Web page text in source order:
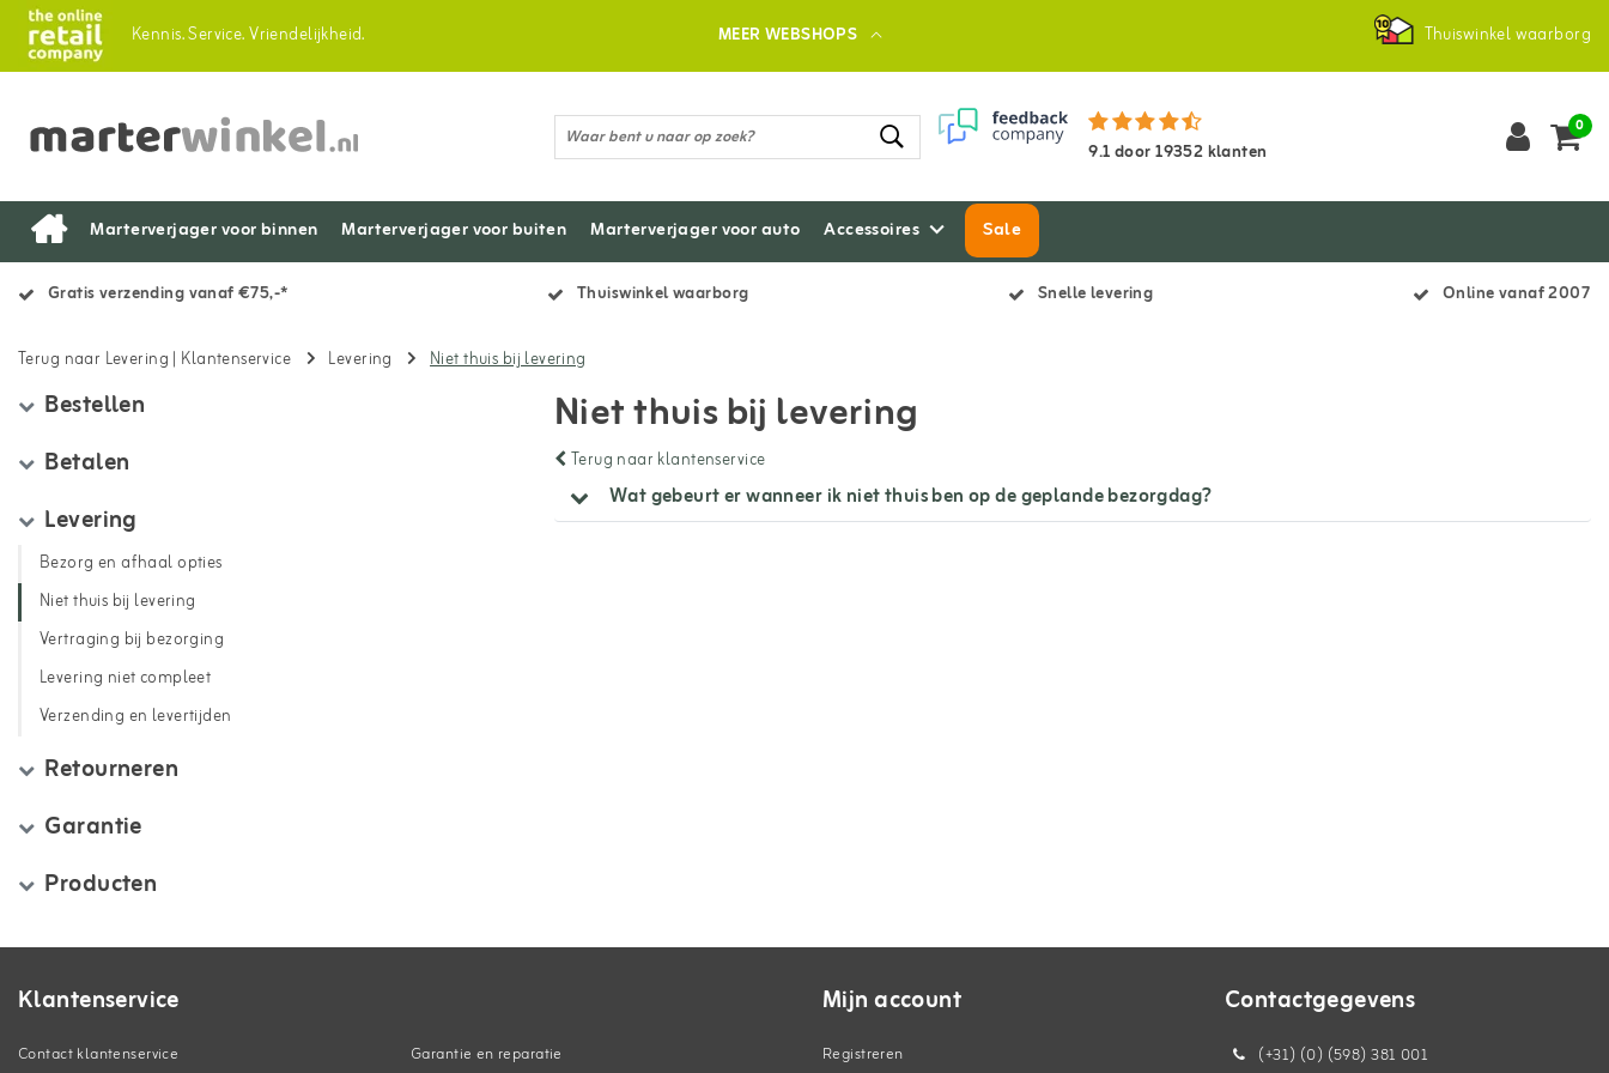
Kennis.Service.Vriendelijkheid. MEER WEBSHOPS Thuiswinkel waarborg
9.1door19352klanten
0
Marterverjager voor binnen Marterverjager voor buiten Marterverjager voor auto Accessoires Sale
Gratis verzending vanaf €75,-* Thuiswinkel waarborg Snelle levering Online vanaf 2007
Terug naar Levering | Klantenservice Levering Niet thuis bij levering
Bestellen
Betalen
Levering
Bezorg en afhaal opties
Niet thuis bij levering
Vertraging bij bezorging
Levering niet compleet
Verzending en levertijden
Retourneren
Garantie
Producten
Niet thuis bij levering
Terug naar klantenservice
Wat gebeurt er wanneer ik niet thuis ben op de geplande bezorgdag?
Klantenservice
Contact klantenservice Garantie en reparatie
Mijn account
Registreren
Contactgegevens
(+31) (0) (598) 381 001